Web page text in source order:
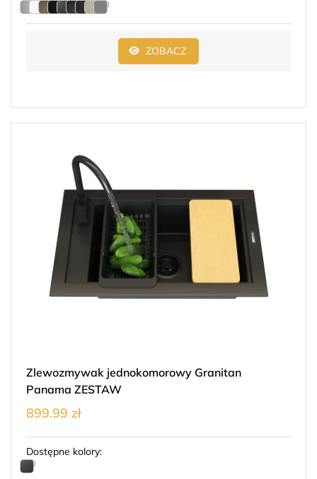
ZOBACZ
Zlewozmywak jednokomorowy Granitan
Panama ZESTAW
899.99 zł
Dostępne kolory: